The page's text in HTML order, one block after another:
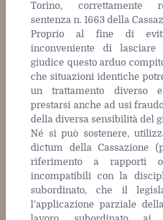
Torino, correttamente
sentenza n. 1663 della
Proprio al fine di
inconveniente di lasciare
giudice questo arduo
che situazioni identiche
un trattamento diverso
prestarsi anche ad usi
della diversa sensibilità del
Né si può sostenere,
dictum della Cassazione
riferimento a rapporti
incompatibili con la
subordinato, che il
l’applicazione parziale